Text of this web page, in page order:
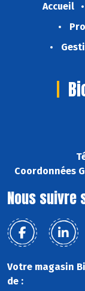
Accueil
Coordonnées
Nous suivre
Votre magasin
de :